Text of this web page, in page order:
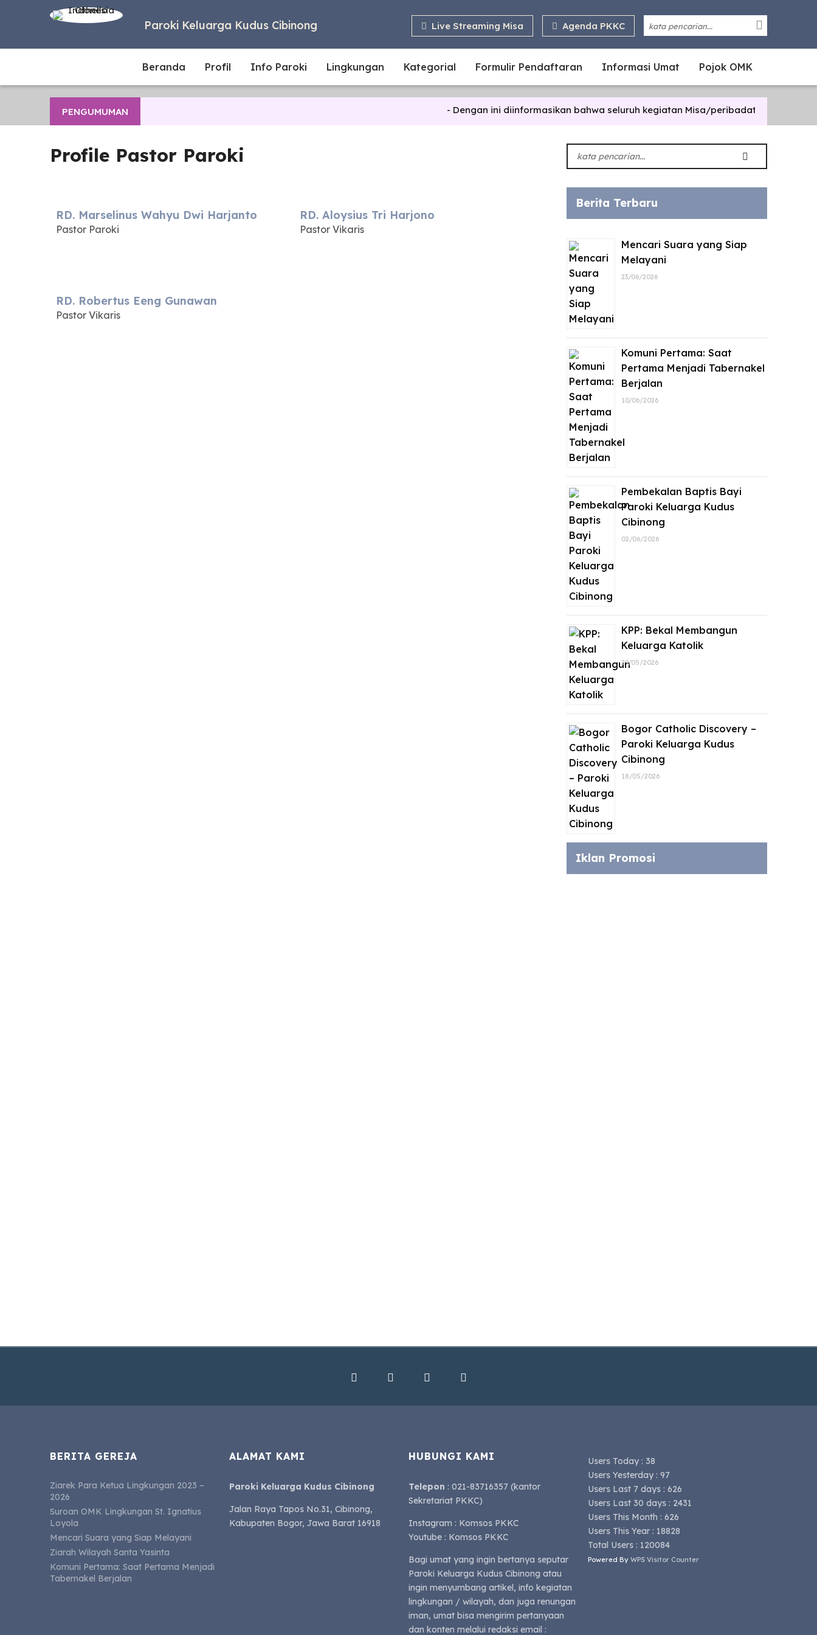
Paroki Keluarga Kudus Cibinong Agenda PKKC
Live Streaming Misa
Beranda Profil Info Paroki Lingkungan Kategorial Formulir Pendaftaran Informasi Umat Pojok OMK
PENGUMUMAN - Dengan ini diinformasikan bahwa seluruh kegiatan Misa/peribadatan/pertemuan
Profile Pastor Paroki
RD. Marselinus Wahyu Dwi Harjanto
Pastor Paroki
RD. Aloysius Tri Harjono
Pastor Vikaris
RD. Robertus Eeng Gunawan
Pastor Vikaris
Berita Terbaru
Mencari Suara yang Siap
Melayani
23/06/2026
Komuni Pertama: Saat
Pertama Menjadi Tabernakel
Berjalan
10/06/2026
Pembekalan Baptis Bayi
Paroki Keluarga Kudus
Cibinong
02/06/2026
KPP: Bekal Membangun
Keluarga Katolik
29/05/2026
Bogor Catholic Discovery –
Paroki Keluarga Kudus
Cibinong
18/05/2026
Iklan Promosi
BERITA GEREJA
Ziarek Para Ketua Lingkungan 2023 –
2026
Suroan OMK Lingkungan St. Ignatius
Loyola
Mencari Suara yang Siap Melayani
Ziarah Wilayah Santa Yasinta
Komuni Pertama: Saat Pertama Menjadi
Tabernakel Berjalan
ALAMAT KAMI
Paroki Keluarga Kudus Cibinong
Jalan Raya Tapos No.31, Cibinong,
Kabupaten Bogor, Jawa Barat 16918
HUBUNGI KAMI
Telepon : 021-83716357 (kantor
Sekretariat PKKC)
Instagram : Komsos PKKC
Youtube : Komsos PKKC
Bagi umat yang ingin bertanya seputar
Paroki Keluarga Kudus Cibinong atau
ingin menyumbang artikel, info kegiatan
lingkungan / wilayah, dan juga renungan
iman, umat bisa mengirim pertanyaan
dan konten melalui redaksi email :
Users Today : 38
Users Yesterday : 97
Users Last 7 days : 626
Users Last 30 days : 2431
Users This Month : 626
Users This Year : 18828
Total Users : 120084
Powered By WPS Visitor Counter